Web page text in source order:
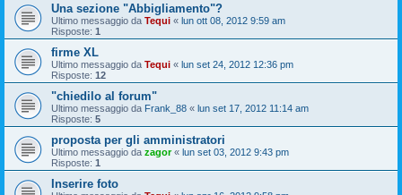
Una sezione "Abbigliamento"?
Ultimo messaggio da Tequi « lun ott 08, 2012 9:59 am
Risposte: 1
firme XL
Ultimo messaggio da Tequi « lun set 24, 2012 12:36 pm
Risposte: 12
"chiedilo al forum"
Ultimo messaggio da Frank_88 « lun set 17, 2012 11:14 am
Risposte: 5
proposta per gli amministratori
Ultimo messaggio da zagor« lun set 03, 2012 9:43 pm
Risposte: 1
Inserire foto